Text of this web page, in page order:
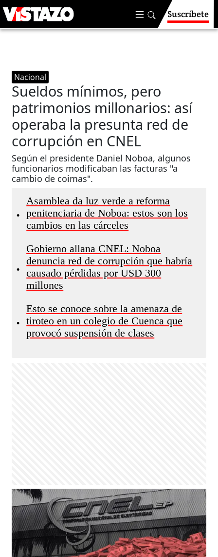
Suscríbete
Nacional
Sueldos mínimos, pero
patrimonios millonarios: así
operaba la presunta red de
corrupción en CNEL
Según el presidente Daniel Noboa, algunos
funcionarios modificaban las facturas "a
cambio de coimas".
•
Asamblea da luz verde a reforma
penitenciaria de Noboa: estos son los
cambios en las cárceles
•
Gobierno allana CNEL: Noboa
denuncia red de corrupción que habría
causado pérdidas por USD 300
millones
•
Esto se conoce sobre la amenaza de
tiroteo en un colegio de Cuenca que
provocó suspensión de clases